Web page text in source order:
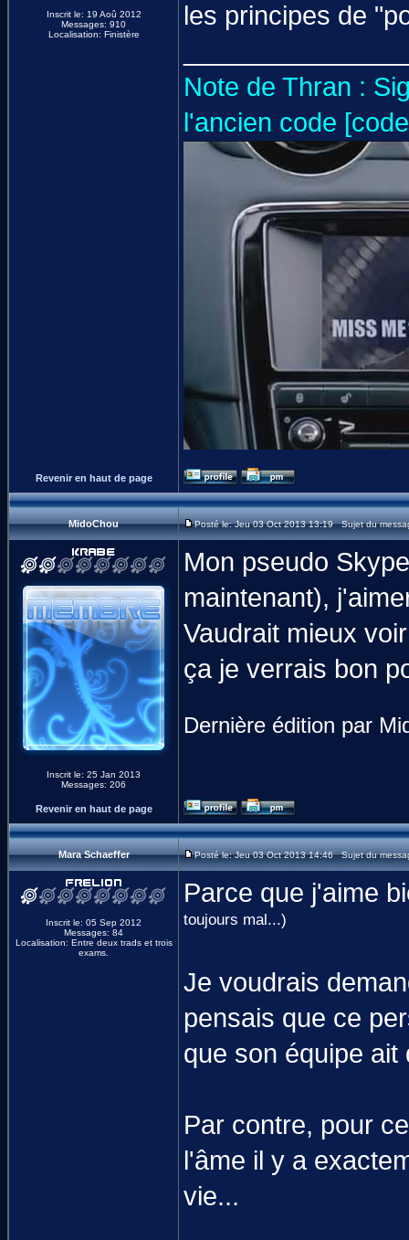
Inscrit le: 19 Aoû 2012
Messages: 910
Localisation: Finistère
les principes de
Note de Thran :
l'ancien code
Revenir en haut de page
MidoChou Posté le: Jeu 03 Oct 2013 13:19 Sujet du
Inscrit le: 25 Jan 2013
Messages: 206
Mon pseudo
maintenant),
Vaudrait mieux
ça je verrais bon
Dernière édition par
Revenir en haut de page
Mara Schaeffer Posté le: Jeu 03 Oct 2013 14:46 Sujet du
Inscrit le: 05 Sep 2012
Messages: 84
Localisation: Entre deux trads et trois
exams.
Parce que j'aime
toujours mal...)
Je voudrais
pensais que ce
que son équipe
Par contre, pour
l'âme il y a
vie...